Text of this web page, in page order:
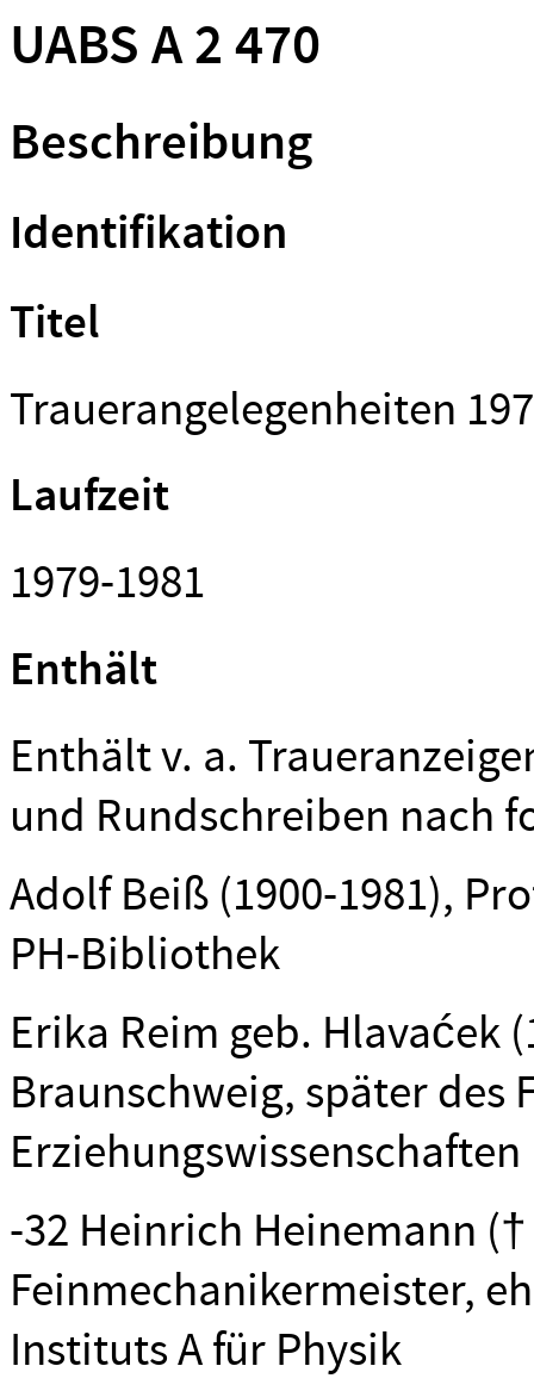
UABS A 2 470
Beschreibung
Identifikation
Titel
Trauerangelegenheiten
Laufzeit
1979-1981
Enthält
Enthält v. a.
und Rundschreiben nach
Adolf Beiß (1900-1981),
PH-Bibliothek
Erika Reim geb. Hlavaćek
Braunschweig, später des
Erziehungswissenschaften
-32 Heinrich Heinemann
Feinmechanikermeister,
Instituts A für Physik